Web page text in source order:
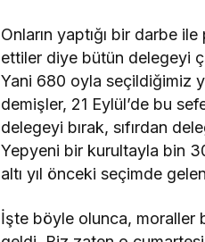
Onların yaptığı bir darbe
ettiler diye bütün delegeyi
Yani 680 oyla seçildiğimiz
demişler, 21 Eylül’de bu
delegeyi bırak, sıfırdan
Yepyeni bir kurultayla bin
altı yıl önceki seçimde
İşte böyle olunca, moraller